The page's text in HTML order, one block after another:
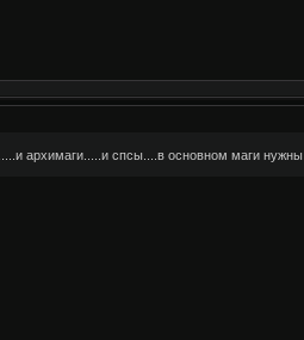
архимаги.....и спсы....в основном маги нужны